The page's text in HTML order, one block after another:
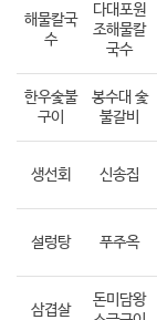
해물칼국
수
다대포원
조해물칼
국수
한우숯불
구이
봉수대 숯
불갈비
생선회 신송집
설렁탕 푸주옥
삼겹살
돈미담왕